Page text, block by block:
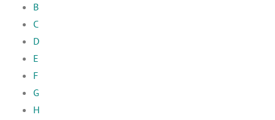
B
C
D
E
F
G
H